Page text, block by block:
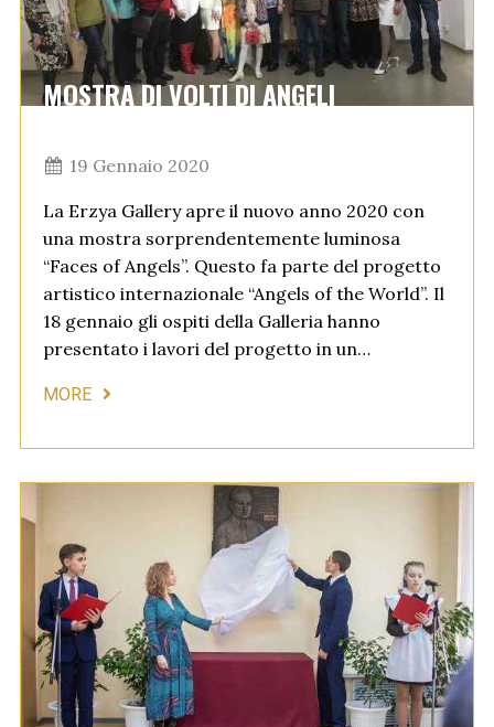
MOSTRA DI VOLTI DI ANGELI
19 Gennaio 2020
La Erzya Gallery apre il nuovo anno 2020 con
una mostra sorprendentemente luminosa
“Faces of Angels”. Questo fa parte del progetto
artistico internazionale “Angels of the World”. Il
18 gennaio gli ospiti della Galleria hanno
presentato i lavori del progetto in un…
MORE